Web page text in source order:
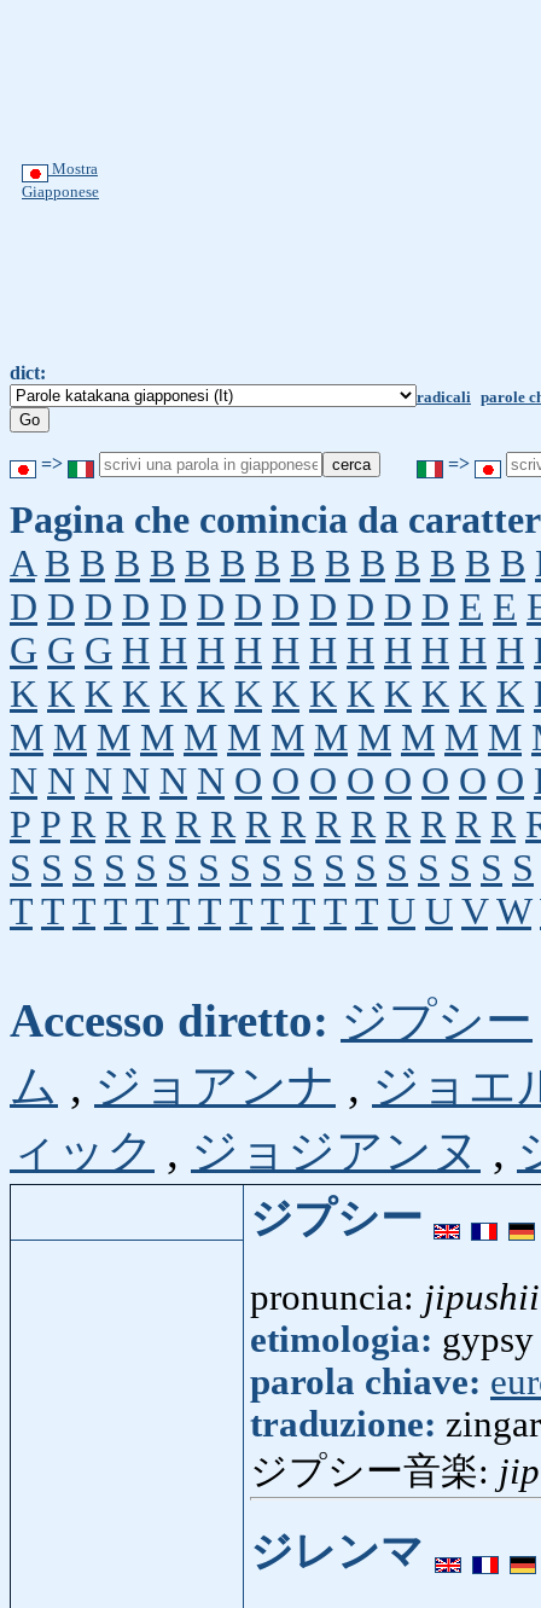
Mostra
Giapponese
dict:
radicali parole
=> =>
Pagina che comincia da
A B B B B B B B B B B B B B B
D D D D D D D D D D D D E E
G G G H H H H H H H H H H H
K K K K K K K K K K K K K K
M M M M M M M M M M M M
N N N N N N O O O O O O O O
P P R R R R R R R R R R R R R
S S S S S S S S S S S S S S S S S
T T T T T T T T T T T T U U V W
Accesso diretto: ジプシー
ム , ジョアンナ , ジョエ
ィック , ジョジアンヌ ,
ジプシー
pronuncia: jipushii
etimologia:
parola chiave:
traduzione:
ジプシー音楽:
ジレンマ